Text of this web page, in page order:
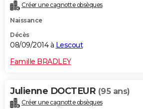
Créer une cagnotte obsèques
Naissance
Décès
08/09/2014 à Lescout
Famille BRADLEY
Julienne DOCTEUR (95 ans)
Créer une cagnotte obsèques